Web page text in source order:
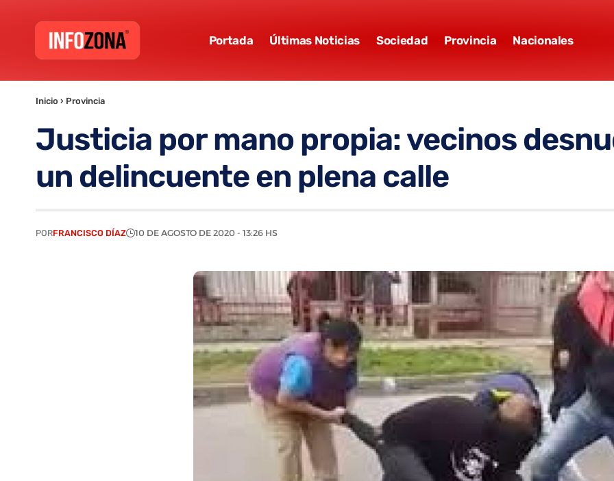
Portada Últimas Noticias Sociedad Provincia Nacionales
Inicio › Provincia
Justicia por mano propia: vecinos
un delincuente en plena calle
PORFRANCISCO DÍAZ 10 DE AGOSTO DE 2020 - 13:26 HS